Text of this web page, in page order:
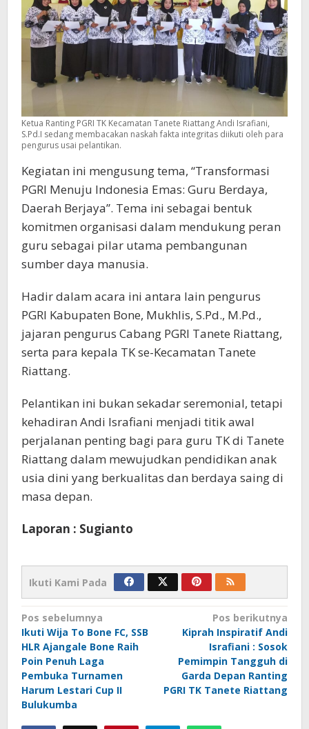
Ketua Ranting PGRI TK Kecamatan Tanete Riattang Andi Israfiani,
S.Pd.I sedang membacakan naskah fakta integritas diikuti oleh para
pengurus usai pelantikan.
Kegiatan ini mengusung tema, “Transformasi
PGRI Menuju Indonesia Emas: Guru Berdaya,
Daerah Berjaya”. Tema ini sebagai bentuk
komitmen organisasi dalam mendukung peran
guru sebagai pilar utama pembangunan
sumber daya manusia.
Hadir dalam acara ini antara lain pengurus
PGRI Kabupaten Bone, Mukhlis, S.Pd., M.Pd.,
jajaran pengurus Cabang PGRI Tanete Riattang,
serta para kepala TK se-Kecamatan Tanete
Riattang.
Pelantikan ini bukan sekadar seremonial, tetapi
kehadiran Andi Israfiani menjadi titik awal
perjalanan penting bagi para guru TK di Tanete
Riattang dalam mewujudkan pendidikan anak
usia dini yang berkualitas dan berdaya saing di
masa depan.
Laporan : Sugianto
Ikuti Kami Pada
Navigasi
pos
Pos sebelumnya
Ikuti Wija To Bone FC, SSB
HLR Ajangale Bone Raih
Poin Penuh Laga
Pembuka Turnamen
Harum Lestari Cup II
Bulukumba
Pos berikutnya
Kiprah Inspiratif Andi
Israfiani : Sosok
Pemimpin Tangguh di
Garda Depan Ranting
PGRI TK Tanete Riattang